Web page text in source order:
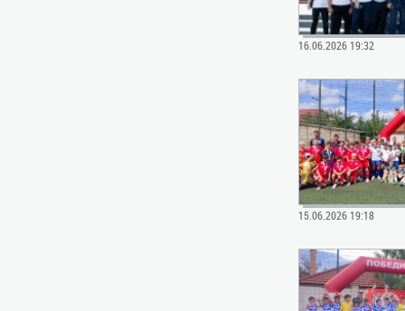
16.06.2026 19:32
15.06.2026 19:18